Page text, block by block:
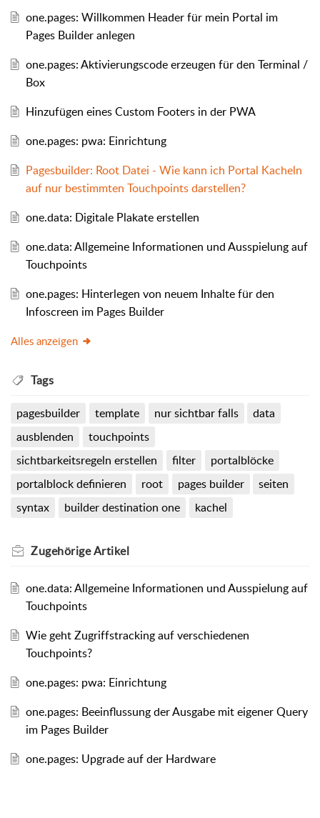
one.pages: Willkommen Header für mein Portal im
Pages Builder anlegen
one.pages: Aktivierungscode erzeugen für den Terminal /
Box
Hinzufügen eines Custom Footers in der PWA
one.pages: pwa: Einrichtung
Pagesbuilder: Root Datei - Wie kann ich Portal Kacheln
auf nur bestimmten Touchpoints darstellen?
one.data: Digitale Plakate erstellen
one.data: Allgemeine Informationen und Ausspielung auf
Touchpoints
one.pages: Hinterlegen von neuem Inhalte für den
Infoscreen im Pages Builder
Alles anzeigen
Tags
pagesbuilder template nur sichtbar falls
data
ausblenden
touchpoints
sichtbarkeitsregeln erstellen
filter
portalblöcke
portalblock definieren
root pages builder
seiten
syntax
builder destination one kachel
ZugehörigeArtikel
one.data: Allgemeine Informationen und Ausspielung auf
Touchpoints
Wie geht Zugriffstracking auf verschiedenen
Touchpoints?
one.pages: pwa: Einrichtung
one.pages: Beeinflussung der Ausgabe mit eigener Query
im Pages Builder
one.pages: Upgrade auf der Hardware